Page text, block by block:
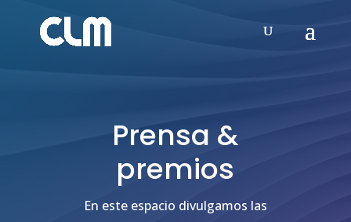
Prensa &
premios
En este espacio divulgamos las